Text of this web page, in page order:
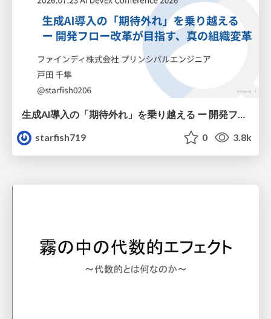
生成AI導入の「期待外れ」を乗り越える ー 開発フロー改革が目指す、真の組織変革
starfish719
0 3.8k